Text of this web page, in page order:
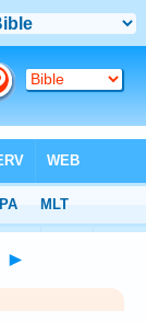
►